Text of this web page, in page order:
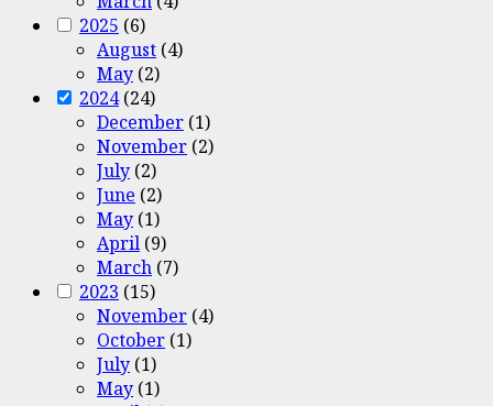
2025 (6)
August (4)
May (2)
2024(24)
December (1)
November (2)
July (2)
June (2)
May (1)
April (9)
March (7)
2023 (15)
November (4)
October (1)
July (1)
May (1)